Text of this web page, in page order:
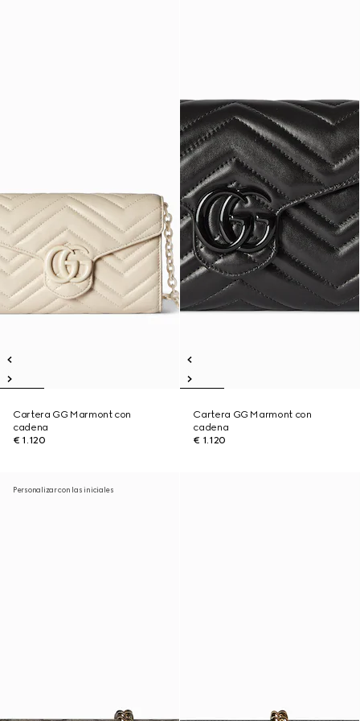
Cartera GG Marmont con
cadena
€ 1.120
Cartera GG Marmont con
cadena
€ 1.120
Personalizar con las iniciales